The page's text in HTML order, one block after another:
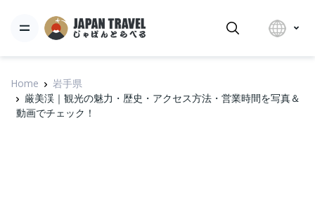
Home
岩手県
厳美渓｜観光の魅力・歴史・アクセス方法・営業時間を写真＆
動画でチェック！